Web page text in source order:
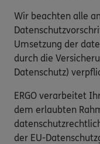
Wir beachten alle
Umsetzung der
durch die
Datenschutz)
ERGO verarbeitet
dem erlaubten
der EU-